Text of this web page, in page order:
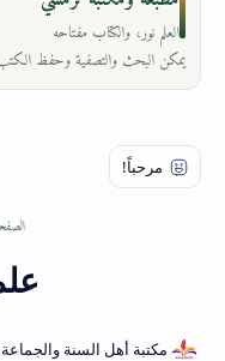
العلم نور، والكتاب مفتاحه
يمكن البحث والتصفية وحفظ الكتب